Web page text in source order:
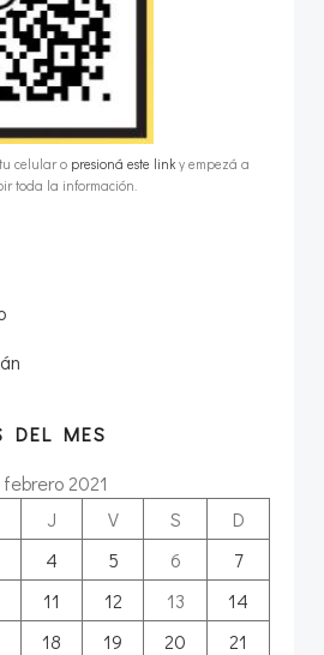
celular o presioná este link y empezá a
toda la información.
DEL MES
febrero 2021
J V S
D
4 5 6
7
11 12 13
14
18 19 20
21